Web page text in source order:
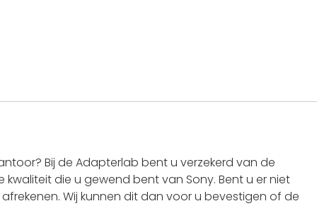
Bij de Adapterlab bent u verzekerd van de
die u gewend bent van Sony. Bent u er niet
Wij kunnen dit dan voor u bevestigen of de